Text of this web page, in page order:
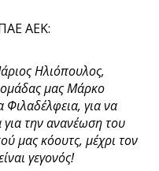
ΑΕΚ:
Ηλιόπουλος,
μας Μάρκο
Φιλαδέλφεια, για να
την ανανέωση του
μας κόουτς, μέχρι τον
γεγονός!